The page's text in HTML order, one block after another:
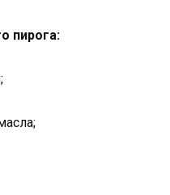
пирога: